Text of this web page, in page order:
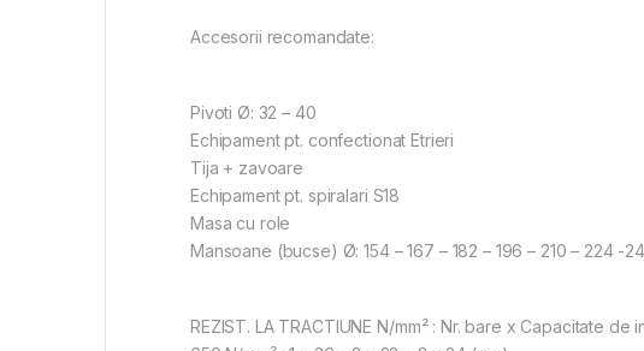
Accesorii recomandate:
Pivoti Ø: 32 – 40
Echipament pt. confectionat Etrieri
Tija + zavoare
Echipament pt. spiralari S18
Masa cu role
Mansoane (bucse) Ø: 154 – 167 – 182 – 196 – 210 – 224 -
REZIST. LA TRACTIUNE N/mm² : Nr. bare x Capacitate de